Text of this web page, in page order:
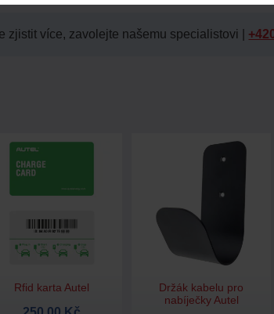
zjistit více, zavolejte našemu specialistovi |
Rfid karta Autel
Držák kabelu pro
nabíječky Autel